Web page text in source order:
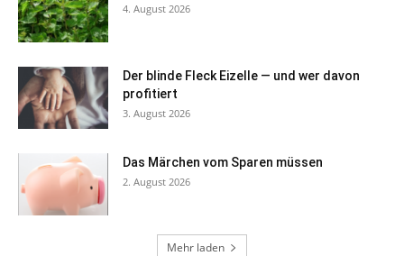
4. August 2026
Der blinde Fleck Eizelle — und wer davon
profitiert
3. August 2026
Das Märchen vom Sparen müssen
2. August 2026
Mehr laden